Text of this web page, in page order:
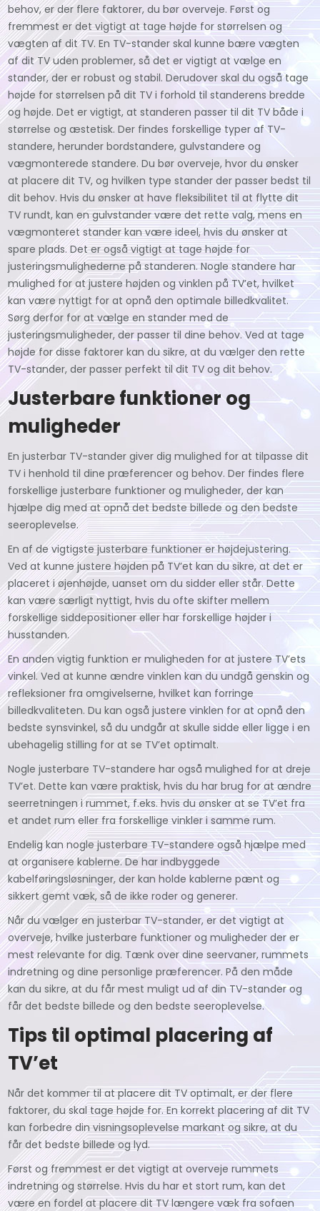
behov, er der flere faktorer, du bør overveje. Først og
fremmest er det vigtigt at tage højde for størrelsen og
vægten af dit TV. En TV-stander skal kunne bære vægten
af dit TV uden problemer, så det er vigtigt at vælge en
stander, der er robust og stabil. Derudover skal du også tage
højde for størrelsen på dit TV i forhold til standerens bredde
og højde. Det er vigtigt, at standeren passer til dit TV både i
størrelse og æstetisk. Der findes forskellige typer af TV-
standere, herunder bordstandere, gulvstandere og
vægmonterede standere. Du bør overveje, hvor du ønsker
at placere dit TV, og hvilken type stander der passer bedst til
dit behov. Hvis du ønsker at have fleksibilitet til at flytte dit
TV rundt, kan en gulvstander være det rette valg, mens en
vægmonteret stander kan være ideel, hvis du ønsker at
spare plads. Det er også vigtigt at tage højde for
justeringsmulighederne på standeren. Nogle standere har
mulighed for at justere højden og vinklen på TV’et, hvilket
kan være nyttigt for at opnå den optimale billedkvalitet.
Sørg derfor for at vælge en stander med de
justeringsmuligheder, der passer til dine behov. Ved at tage
højde for disse faktorer kan du sikre, at du vælger den rette
TV-stander, der passer perfekt til dit TV og dit behov.
Justerbare funktioner og
muligheder
En justerbar TV-stander giver dig mulighed for at tilpasse dit
TV i henhold til dine præferencer og behov. Der findes flere
forskellige justerbare funktioner og muligheder, der kan
hjælpe dig med at opnå det bedste billede og den bedste
seeroplevelse.
En af de vigtigste justerbare funktioner er højdejustering.
Ved at kunne justere højden på TV’et kan du sikre, at det er
placeret i øjenhøjde, uanset om du sidder eller står. Dette
kan være særligt nyttigt, hvis du ofte skifter mellem
forskellige siddepositioner eller har forskellige højder i
husstanden.
En anden vigtig funktion er muligheden for at justere TV’ets
vinkel. Ved at kunne ændre vinklen kan du undgå genskin og
refleksioner fra omgivelserne, hvilket kan forringe
billedkvaliteten. Du kan også justere vinklen for at opnå den
bedste synsvinkel, så du undgår at skulle sidde eller ligge i en
ubehagelig stilling for at se TV’et optimalt.
Nogle justerbare TV-standere har også mulighed for at dreje
TV’et. Dette kan være praktisk, hvis du har brug for at ændre
seerretningen i rummet, f.eks. hvis du ønsker at se TV’et fra
et andet rum eller fra forskellige vinkler i samme rum.
Endelig kan nogle justerbare TV-standere også hjælpe med
at organisere kablerne. De har indbyggede
kabelføringsløsninger, der kan holde kablerne pænt og
sikkert gemt væk, så de ikke roder og generer.
Når du vælger en justerbar TV-stander, er det vigtigt at
overveje, hvilke justerbare funktioner og muligheder der er
mest relevante for dig. Tænk over dine seervaner, rummets
indretning og dine personlige præferencer. På den måde
kan du sikre, at du får mest muligt ud af din TV-stander og
får det bedste billede og den bedste seeroplevelse.
Tips til optimal placering af
TV’et
Når det kommer til at placere dit TV optimalt, er der flere
faktorer, du skal tage højde for. En korrekt placering af dit TV
kan forbedre din visningsoplevelse markant og sikre, at du
får det bedste billede og lyd.
Først og fremmest er det vigtigt at overveje rummets
indretning og størrelse. Hvis du har et stort rum, kan det
være en fordel at placere dit TV længere væk fra sofaen